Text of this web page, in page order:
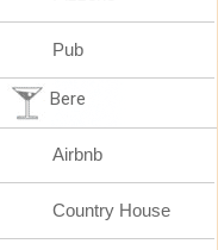
Pub
Bere
Airbnb
Country House